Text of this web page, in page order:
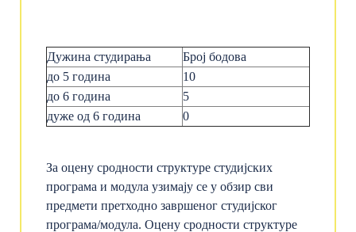
Дужина студирања
Број бодова
до 5 годинa
10
до 6 годинa
5
дуже од 6 година
0
За оцену сродности структуре студијских
програма и модула узимају се у обзир сви
предмети претходно завршеног студијског
програма/модула. Оцену сродности структуре